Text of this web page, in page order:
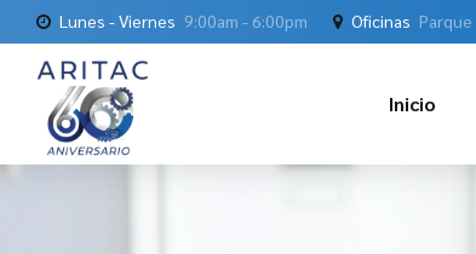
Lunes - Viernes 9:00am - 6:00pm Oficinas
Inicio